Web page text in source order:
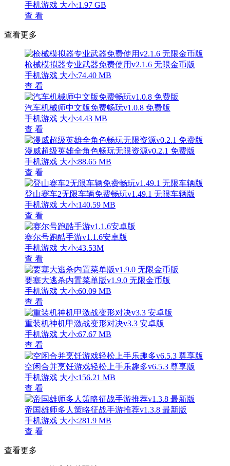
手机游戏 大小:1.97 GB
查 看
查看更多
枪械模拟器专业武器免费使用v2.1.6 无限金币版
手机游戏 大小:74.40 MB
查 看
汽车机械师中文版免费畅玩v1.0.8 免费版
手机游戏 大小:4.43 MB
查 看
漫威超级英雄全角色畅玩无限资源v0.2.1 免费版
手机游戏 大小:88.65 MB
查 看
登山赛车2无限车辆免费畅玩v1.49.1 无限车辆版
手机游戏 大小:140.59 MB
查 看
赛尔号跑酷手游v1.1.6安卓版
手机游戏 大小:43.53M
查 看
要塞大逃杀内置菜单版v1.9.0 无限金币版
手机游戏 大小:60.09 MB
查 看
重装机神机甲激战变形对决v3.3 安卓版
手机游戏 大小:67.67 MB
查 看
空闲合并烹饪游戏轻松上手乐趣多v6.5.3 尊享版
手机游戏 大小:156.21 MB
查 看
帝国雄师多人策略征战手游推荐v1.3.8 最新版
手机游戏 大小:281.9 MB
查 看
查看更多